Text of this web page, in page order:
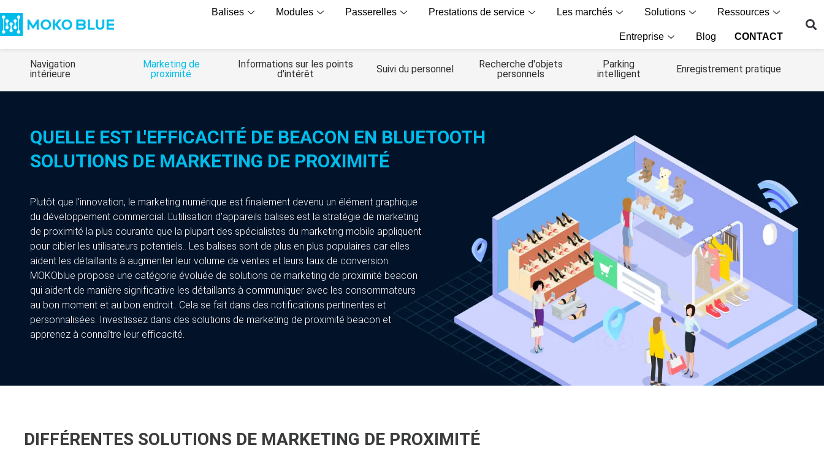
Balises Modules Passerelles Prestations de service Les marchés Solutions Ressources
Entreprise Blog CONTACT
Navigation
intérieure
Marketing de
proximité
Informations sur les points
d'intérêt
Suivi du personnel
Recherche d'objets
personnels
Parking
intelligent
Enregistrement pratique
QUELLE EST L'EFFICACITÉ DE BEACON EN BLUETOOTH
SOLUTIONS DE MARKETING DE PROXIMITÉ
Plutôt que l'innovation, le marketing numérique est finalement devenu un élément graphique
du développement commercial. L'utilisation d'appareils balises est la stratégie de marketing
de proximité la plus courante que la plupart des spécialistes du marketing mobile appliquent
pour cibler les utilisateurs potentiels.. Les balises sont de plus en plus populaires car elles
aident les détaillants à augmenter leur volume de ventes et leurs taux de conversion.
MOKOblue propose une catégorie évoluée de solutions de marketing de proximité beacon
qui aident de manière significative les détaillants à communiquer avec les consommateurs
au bon moment et au bon endroit.. Cela se fait dans des notifications pertinentes et
personnalisées. Investissez dans des solutions de marketing de proximité beacon et
apprenez à connaître leur efficacité.
DIFFÉRENTES SOLUTIONS DE MARKETING DE PROXIMITÉ